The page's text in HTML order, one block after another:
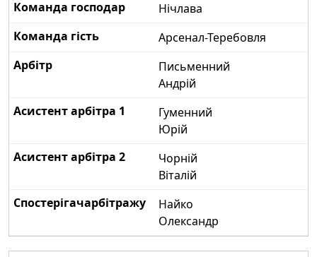
Нічлава
Арсенал-Теребовля
Письменний
Андрій
Гуменний
Юрій
Чорній
Віталій
Найко
Олександр